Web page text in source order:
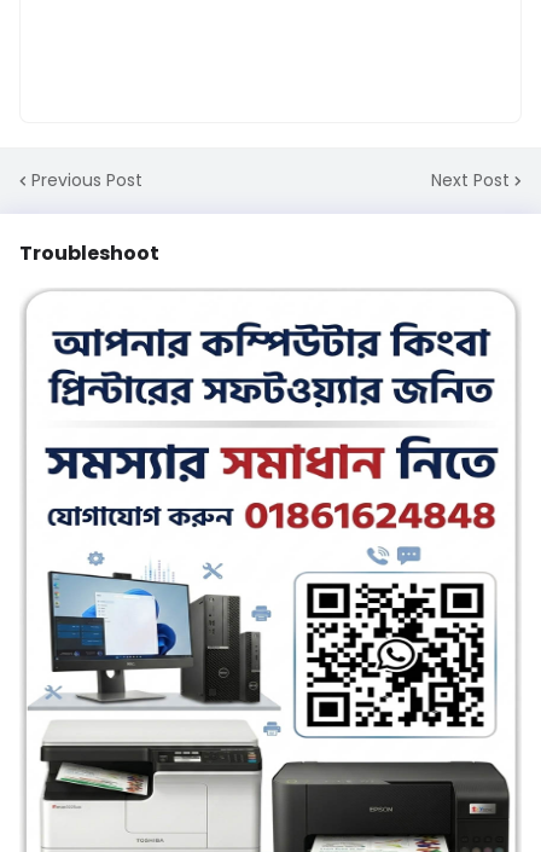
Previous Post Next Post
Troubleshoot